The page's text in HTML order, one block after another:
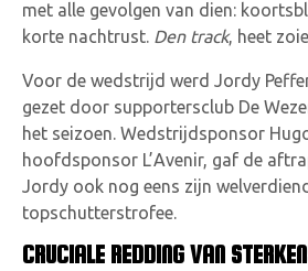
met alle gevolgen van dien:
korte nachtrust. Den track, heet
Voor de wedstrijd werd Jordy
gezet door supportersclub De
het seizoen. Wedstrijdsponsor
hoofdsponsor L’Avenir, gaf de
Jordy ook nog eens zijn
topschutterstrofee.
CRUCIALE REDDING VAN